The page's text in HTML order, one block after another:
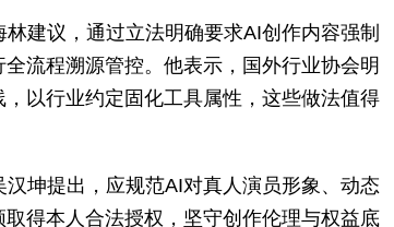
建议，通过立法明确要求AI创作内容强制
流程溯源管控。他表示，国外行业协会明
以行业约定固化工具属性，这些做法值得
坤提出，应规范AI对真人演员形象、动态
得本人合法授权，坚守创作伦理与权益底